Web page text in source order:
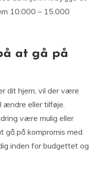
10.000 – 15.000
at gå på
dit hjem, vil der være
ændre eller tilføje.
være mulig eller
gå på kompromis med
inden for budgettet og